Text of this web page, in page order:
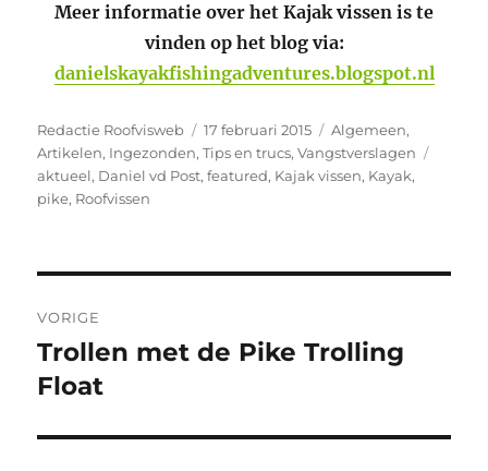
Meer informatie over het Kajak vissen is te
vinden op het blog via:
danielskayakfishingadventures.blogspot.nl
Auteur
Redactie Roofvisweb
Geplaatst
op
17 februari 2015 Categorieën
Algemeen,
Artikelen, Ingezonden,Tips en trucs,Vangstverslagen
aktueel, Daniel vd Post,featured, Kajak vissen, Kayak,
pike, Roofvissen
navigatie
VORIGE
Vorig
bericht:
Trollen met de Pike Trolling
Float